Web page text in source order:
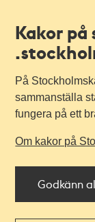
Kakor
På
sammanställa
fungera på ett
Om kakor på
Godkänn